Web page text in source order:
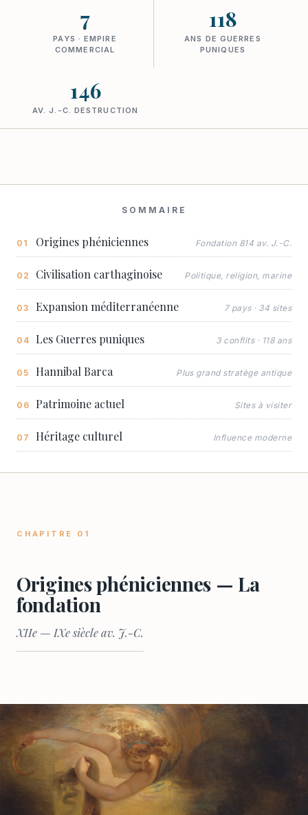
7
PAYS · EMPIRE
COMMERCIAL
118
ANS DE GUERRES
PUNIQUES
146
AV. J.-C. DESTRUCTION
SOMMAIRE
Origines phéniciennes Fondation 814 av. J.-C.
Civilisation carthaginoise Politique, religion, marine
Expansion méditerranéenne 7 pays · 34 sites
Les Guerres puniques 3 conflits · 118 ans
Hannibal Barca Plus grand stratège antique
Patrimoine actuel Sites à visiter
Héritage culturel Influence moderne
CHAPITRE 01
Origines phéniciennes — La
fondation
XIIe — IXe siècle av. J.-C.